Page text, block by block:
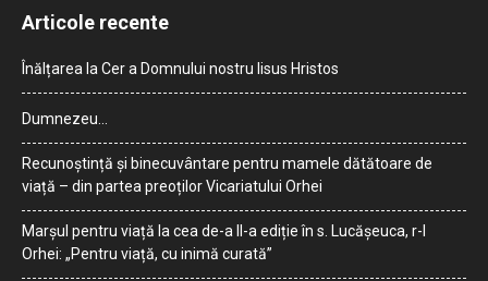
Articole recente
Înălțarea la Cer a Domnului nostru Iisus Hristos
Dumnezeu…
Recunoștință și binecuvântare pentru mamele dătătoare de
viață – din partea preoților Vicariatului Orhei
Marșul pentru viață la cea de-a II-a ediție în s. Lucășeuca, r-l
Orhei: „Pentru viață, cu inimă curată”